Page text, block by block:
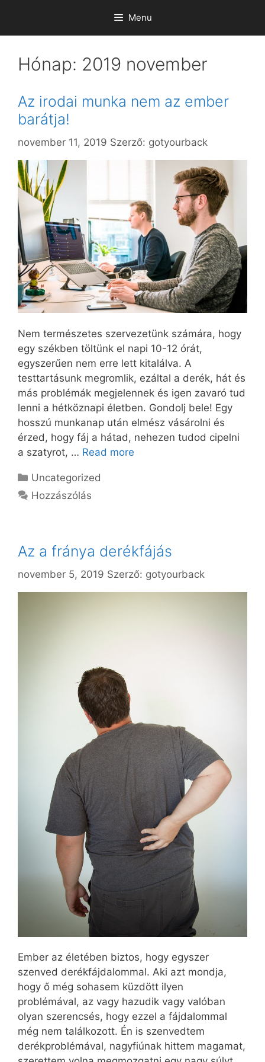
tartalomba
Menu
Hónap: 2019 november
Az irodai munka nem az ember
barátja!
november 11, 2019 Szerző: gotyourback
Nem természetes szervezetünk számára, hogy
egy székben töltünk el napi 10-12 órát,
egyszerűen nem erre lett kitalálva. A
testtartásunk megromlik, ezáltal a derék, hát és
más problémák megjelennek és igen zavaró tud
lenni a hétköznapi életben. Gondolj bele! Egy
hosszú munkanap után elmész vásárolni és
érzed, hogy fáj a hátad, nehezen tudod cipelni
a szatyrot, … Read more
Kategória
Uncategorized
Hozzászólás
Az a fránya derékfájás
november 5, 2019 Szerző: gotyourback
Ember az életében biztos, hogy egyszer
szenved derékfájdalommal. Aki azt mondja,
hogy ő még sohasem küzdött ilyen
problémával, az vagy hazudik vagy valóban
olyan szerencsés, hogy ezzel a fájdalommal
még nem találkozott. Én is szenvedtem
derékproblémával, nagyfiúnak hittem magamat,